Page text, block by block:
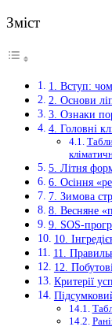
Зміст
1. Вступ:
2. Основи
3. Ознаки
4. Головні
5. Літня
6. Осіння
7. Зимова
8. Весняне
9. SOS-
10.
11.
12.
Критерії